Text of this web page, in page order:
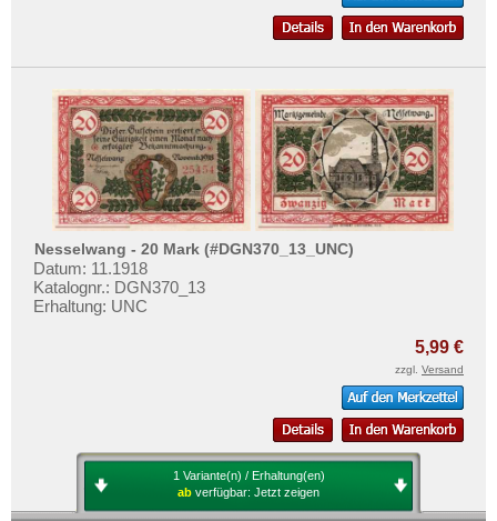
Nesselwang - 20 Mark (#DGN370_13_UNC)
Datum: 11.1918
Katalognr.: DGN370_13
Erhaltung: UNC
5,99 €
zzgl. Versand
1 Variante(n) / Erhaltung(en)
ab verfügbar: Jetzt zeigen